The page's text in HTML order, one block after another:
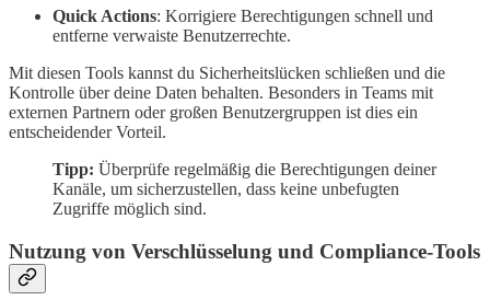
Quick Actions: Korrigiere Berechtigungen schnell und
entferne verwaiste Benutzerrechte.
Mit diesen Tools kannst du Sicherheitslücken schließen und die
Kontrolle über deine Daten behalten. Besonders in Teams mit
externen Partnern oder großen Benutzergruppen ist dies ein
entscheidender Vorteil.
Tipp: Überprüfe regelmäßig die Berechtigungen deiner
Kanäle, um sicherzustellen, dass keine unbefugten
Zugriffe möglich sind.
Nutzung von Verschlüsselung und Compliance-Tools